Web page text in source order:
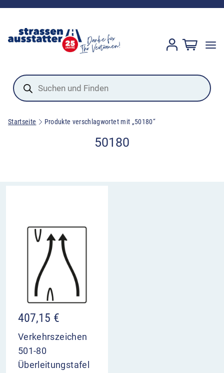
Products
search
Startseite Produkte verschlagwortet mit „50180“
50180
407,15 €
Verkehrszeichen
501-80
Überleitungstafel